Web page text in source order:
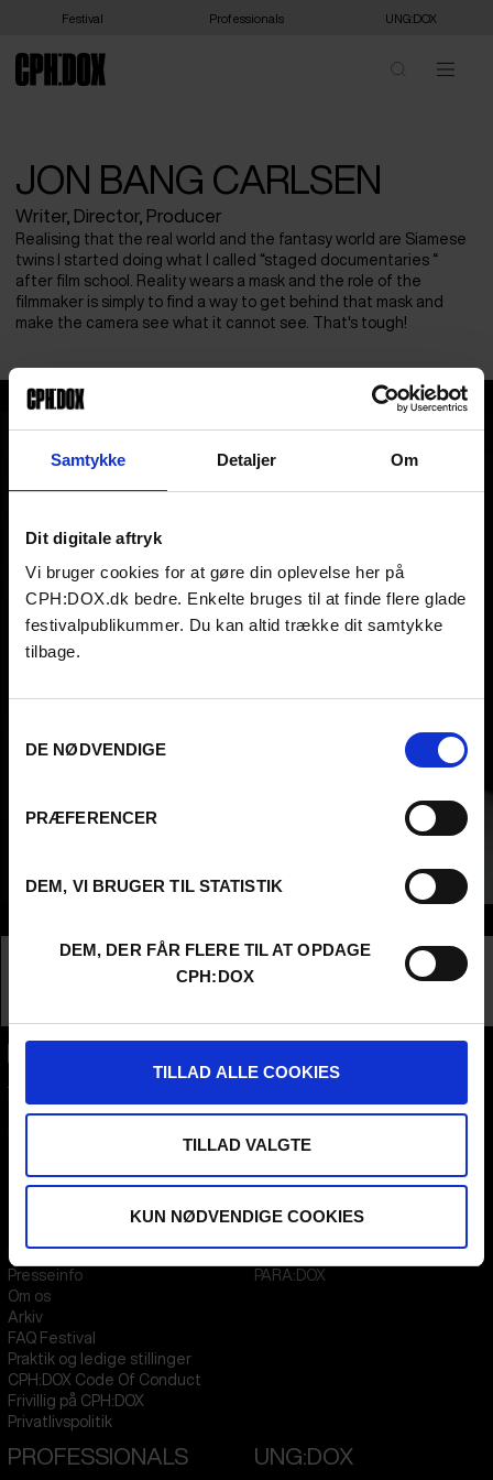
Samtykke Detaljer Om
Dit digitale aftryk
Vi bruger cookies for at gøre din oplevelse her på
CPH:DOX.dk bedre. Enkelte bruges til at finde flere glade
festivalpublikummer. Du kan altid trække dit samtykke
tilbage.
DE NØDVENDIGE
PRÆFERENCER
DEM, VI BRUGER TIL STATISTIK
DEM, DER FÅR FLERE TIL AT OPDAGE
CPH:DOX
TILLAD ALLE COOKIES
TILLAD VALGTE
KUN NØDVENDIGE COOKIES
Festival Professionals UNG:DOX
JON BANG CARLSEN
Writer, Director, Producer
Realising that the real world and the fantasy world are Siamese
twins I started doing what I called “staged documentaries “
after film school. Reality wears a mask and the role of the
filmmaker is simply to find a way to get behind that mask and
make the camera see what it cannot see. That's tough!
Jon Bang Carlsen
Nationalitet
Denmark
C&C Productions
Flæsketorvet 60, 3s
1711Copenhagen V
CVR31285569
FESTIVAL 2026 DA
Presseinfo
Om os
Arkiv
FAQ Festival
Praktik og ledige stillinger
CPH:DOX Code Of Conduct
Frivillig på CPH:DOX
Privatlivspolitik
STREAMING
PARA:DOX
PROFESSIONALS UNG:DOX